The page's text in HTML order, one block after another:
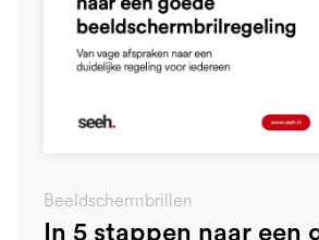
Beeldschermbrillen
In 5 stappen naar een